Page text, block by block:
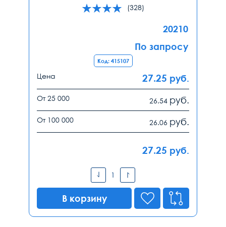
(328)
20210
По запросу
Код: 415107
Цена 27.25 руб.
От 25 000 26.54 руб.
От 100 000 26.06 руб.
27.25 руб.
В корзину